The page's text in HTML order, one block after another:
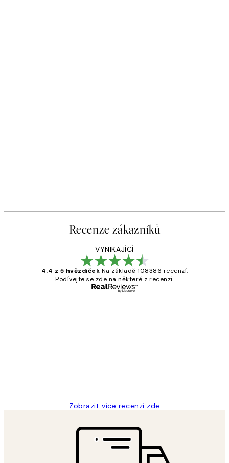
Recenze zákazníků
VYNIKAJÍCÍ
4.4 z 5 hvězdiček Na základě 108386 recenzí.
Podívejte se zde na některé z recenzí.
Zobrazit více recenzí zde